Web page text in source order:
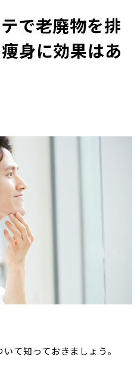
で老廃物を排
身に効果はあ
て知っておきましょう。